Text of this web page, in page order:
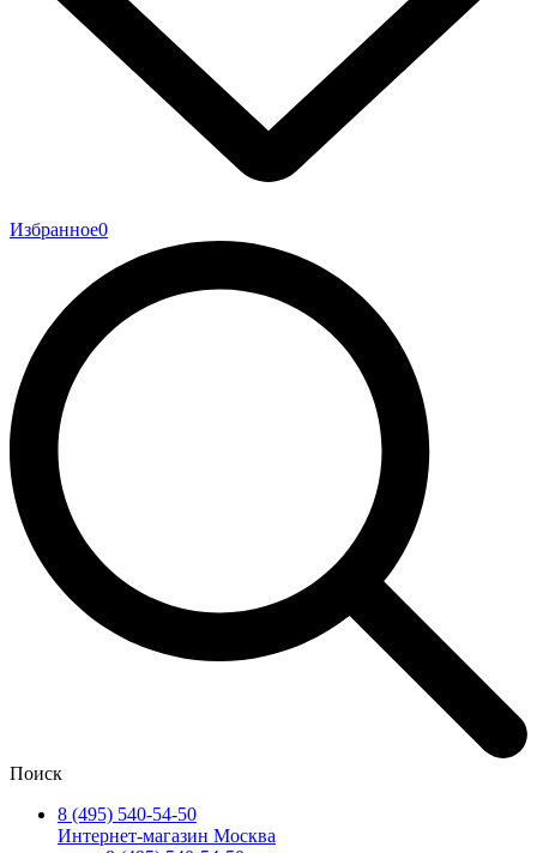
Избранное0
Поиск
8 (495) 540-54-50
Интернет-магазин Москва